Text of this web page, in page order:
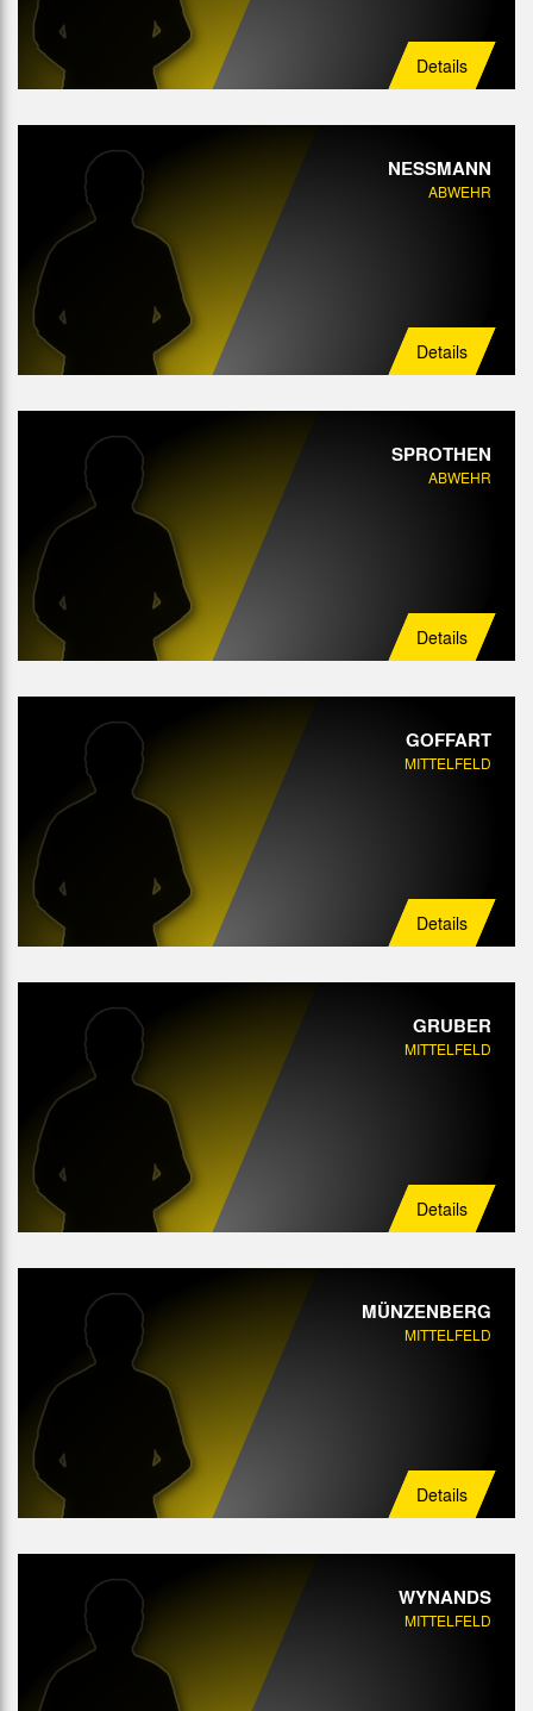
Details
NESSMANN
ABWEHR
Details
SPROTHEN
ABWEHR
Details
GOFFART
MITTELFELD
Details
GRUBER
MITTELFELD
Details
MÜNZENBERG
MITTELFELD
Details
WYNANDS
MITTELFELD